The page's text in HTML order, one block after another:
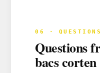
06 · QUESTIONS
Questions
bacs corten